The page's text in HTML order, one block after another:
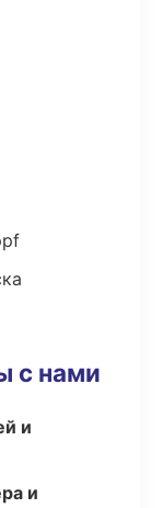
с нами
и
и